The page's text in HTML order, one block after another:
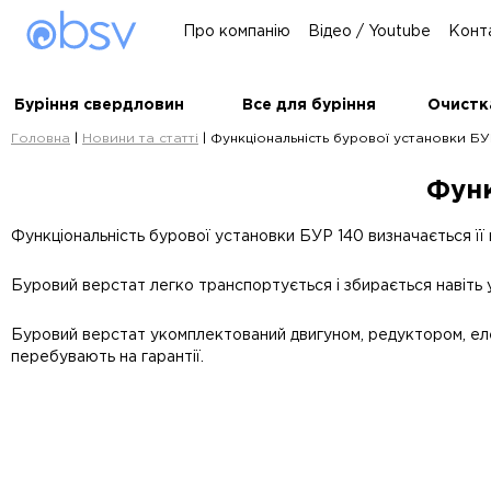
Про компанію Відео / Youtube
Буріння свердловин Все для буріння
Головна Новини та статті Функціональність бурової установки
Функціональність бурової установки БУР 140 визначається
Буровий верстат легко транспортується і збирається
Буровий верстат укомплектований двигуном, редуктором,
перебувають на гарантії.